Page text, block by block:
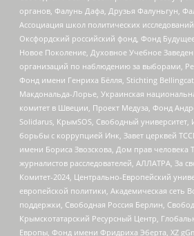
органов, Фалунь Дафа, Друзья Фалуньгун,
Ассоциация школ политических
Оксфордский российский фонд, Фонд
Новое Поколение, Духовное Учебное
организаций по наблюдению за выборами,
Фонд имени Генриха Бёлля, Stichting
Макдональда-Лорье, Украинская
комитет в Швеции, Проект Медуза, Фонд
Solidarus, КрымSOS, Свободный
борьбы с коррупцией Инк, Завет церквей
имени Бориса Звозскова, Дом прав
журналистов расследователей, АЛЛАТРА, За
Комитет-2024, Центрально-Европейский
европейской политики, Академическая сеть
поддержки, Свободная Россия Берлин,
Крымскотатарский Ресурсный Центр,
Европы, Фонд имени Фридриха Эберта, XZ